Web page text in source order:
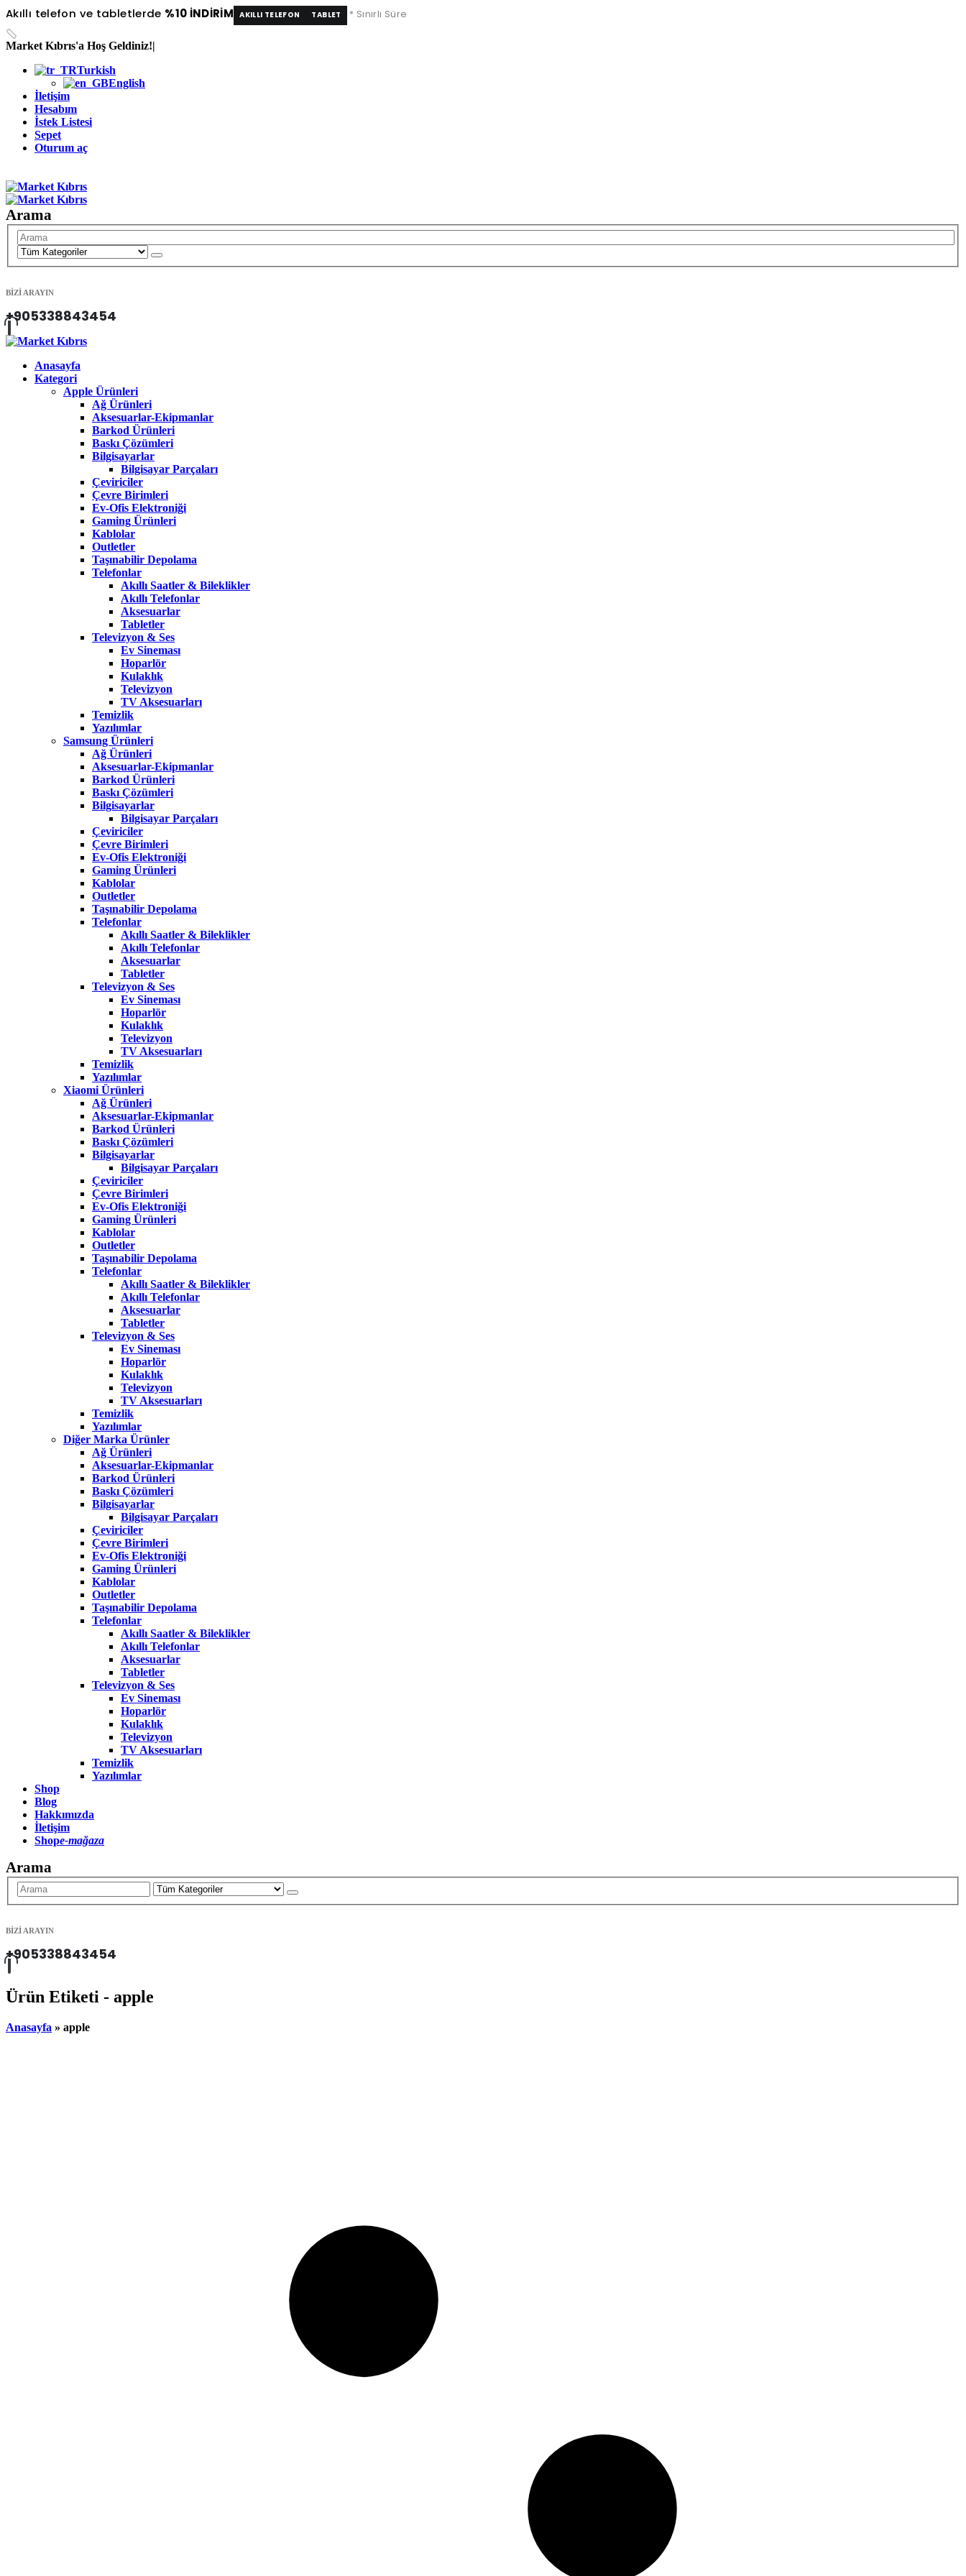
Akıllı telefon ve tabletlerde %10 İNDİRİM AKILLI TELEFON TABLET * Sınırlı Süre
Market Kıbrıs'a Hoş Geldiniz!|
Turkish
English
İletişim
Hesabım
İstek Listesi
Sepet
Oturum aç
Arama
BİZİ ARAYIN
+905338843454
Anasayfa
Kategori
Apple Ürünleri
Ağ Ürünleri
Aksesuarlar-Ekipmanlar
Barkod Ürünleri
Baskı Çözümleri
Bilgisayarlar
Bilgisayar Parçaları
Çeviriciler
Çevre Birimleri
Ev-Ofis Elektroniği
Gaming Ürünleri
Kablolar
Outletler
Taşınabilir Depolama
Telefonlar
Akıllı Saatler & Bileklikler
Akıllı Telefonlar
Aksesuarlar
Tabletler
Televizyon & Ses
Ev Sineması
Hoparlör
Kulaklık
Televizyon
TV Aksesuarları
Temizlik
Yazılımlar
Samsung Ürünleri
Ağ Ürünleri
Aksesuarlar-Ekipmanlar
Barkod Ürünleri
Baskı Çözümleri
Bilgisayarlar
Bilgisayar Parçaları
Çeviriciler
Çevre Birimleri
Ev-Ofis Elektroniği
Gaming Ürünleri
Kablolar
Outletler
Taşınabilir Depolama
Telefonlar
Akıllı Saatler & Bileklikler
Akıllı Telefonlar
Aksesuarlar
Tabletler
Televizyon & Ses
Ev Sineması
Hoparlör
Kulaklık
Televizyon
TV Aksesuarları
Temizlik
Yazılımlar
Xiaomi Ürünleri
Ağ Ürünleri
Aksesuarlar-Ekipmanlar
Barkod Ürünleri
Baskı Çözümleri
Bilgisayarlar
Bilgisayar Parçaları
Çeviriciler
Çevre Birimleri
Ev-Ofis Elektroniği
Gaming Ürünleri
Kablolar
Outletler
Taşınabilir Depolama
Telefonlar
Akıllı Saatler & Bileklikler
Akıllı Telefonlar
Aksesuarlar
Tabletler
Televizyon & Ses
Ev Sineması
Hoparlör
Kulaklık
Televizyon
TV Aksesuarları
Temizlik
Yazılımlar
Diğer Marka Ürünler
Ağ Ürünleri
Aksesuarlar-Ekipmanlar
Barkod Ürünleri
Baskı Çözümleri
Bilgisayarlar
Bilgisayar Parçaları
Çeviriciler
Çevre Birimleri
Ev-Ofis Elektroniği
Gaming Ürünleri
Kablolar
Outletler
Taşınabilir Depolama
Telefonlar
Akıllı Saatler & Bileklikler
Akıllı Telefonlar
Aksesuarlar
Tabletler
Televizyon & Ses
Ev Sineması
Hoparlör
Kulaklık
Televizyon
TV Aksesuarları
Temizlik
Yazılımlar
Shop
Blog
Hakkımızda
İletişim
Shope-mağaza
Arama
BİZİ ARAYIN
+905338843454
Ürün Etiketi - apple
Anasayfa » apple